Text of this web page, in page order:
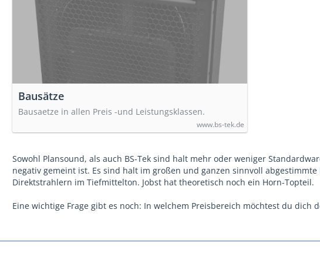
Bausätze
Bausaetze in allen Preis -und Leistungsklassen.
www.bs-tek.de
Sowohl Plansound, als auch BS-Tek sind halt mehr oder weniger
negativ gemeint ist. Es sind halt im großen und ganzen sinnvoll abgestimmte
Direktstrahlern im Tiefmittelton. Jobst hat theoretisch noch ein Horn-Topteil.
Eine wichtige Frage gibt es noch: In welchem Preisbereich möchtest du dich